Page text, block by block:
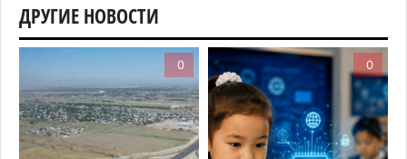
Минэкологии опровергло фото тигра возле села
в Алматинской области
183
Казахстан стал лидером Центральной Азии в
мировом рейтинге благополучия
ДРУГИЕ НОВОСТИ
0 0